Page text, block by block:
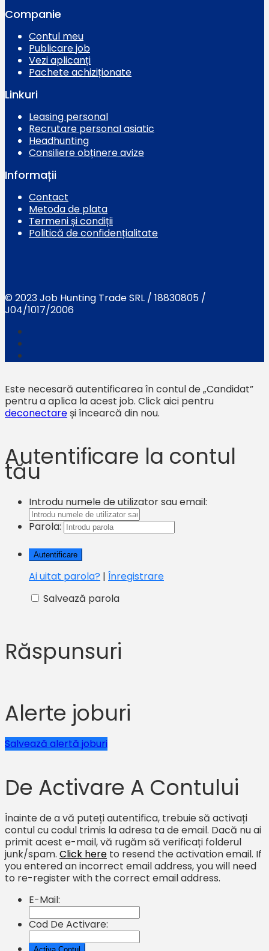
Companie
Contul meu
Publicare job
Vezi aplicanți
Pachete achiziționate
Linkuri
Leasing personal
Recrutare personal asiatic
Headhunting
Consiliere obținere avize
Informații
Contact
Metoda de plata
Termeni și condiții
Politică de confidențialitate
© 2023 Job Hunting Trade SRL / 18830805 /
J04/1017/2006
Este necesară autentificarea în contul de „Candidat”
pentru a aplica la acest job. Click aici pentru
deconectare și încearcă din nou.
Autentificare la contul
tău
Introdu numele de utilizator sau email:
Parola:
Ai uitat parola? | Înregistrare
Salvează parola
Răspunsuri
Alerte joburi
Salvează alertă joburi
De Activare A Contului
Înainte de a vă puteți autentifica, trebuie să activați
contul cu codul trimis la adresa ta de email. Dacă nu ai
primit acest e-mail, vă rugăm să verificați folderul
junk/spam. Click here to resend the activation email. If
you entered an incorrect email address, you will need
to re-register with the correct email address.
E-Mail:
Cod De Activare: